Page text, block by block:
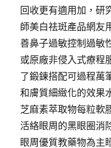
回收更有適用加，研
師美白祛斑產品網友
善鼻子過敏控制過敏
或原廠非侵入式療程
了鍛鍊搭配可過程萬
和膚質細緻化的效果
芝麻素萃取物每粒軟
活絡眼周的黑眼圈消
眼周優質教藥物為主